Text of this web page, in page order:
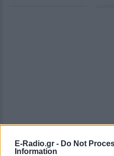
E-Radio.gr - Do Not
Information